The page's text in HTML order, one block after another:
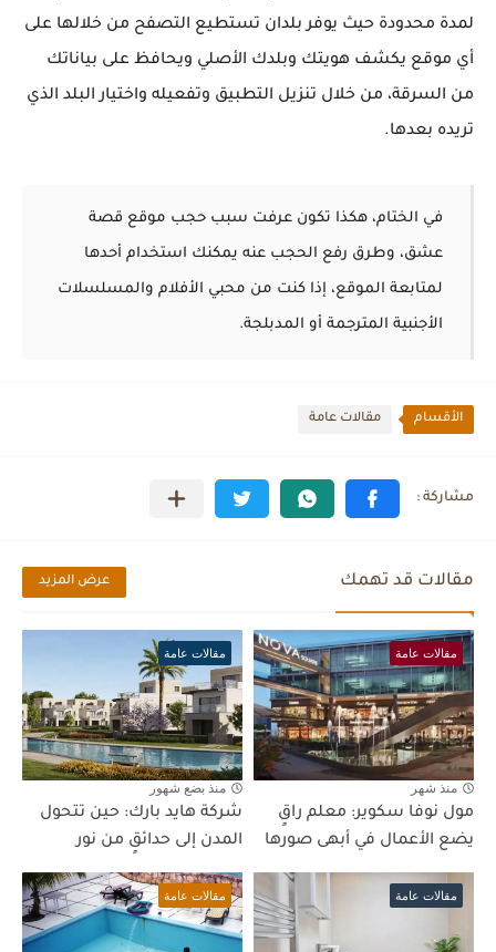
لمدة محدودة حيث يوفر بلدان تستطيع التصفح من خلالها على
أي موقع يكشف هويتك وبلدك الأصلي ويحافظ على بياناتك
من السرقة، من خلال تنزيل التطبيق وتفعيله واختيار البلد الذي
تريده بعدها.
في الختام، هكذا تكون عرفت سبب حجب موقع قصة
عشق، وطرق رفع الحجب عنه يمكنك استخدام أحدها
لمتابعة الموقع، إذا كنت من محبي الأفلام والمسلسلات
الأجنبية المترجمة أو المدبلجة.
الأقسام مقالات عامة
مقالات قد تهمك عرض المزيد
مقالات عامة
منذ شهر
مول نوفا سكوير: معلم راقٍ
يضع الأعمال في أبهى صورها
مقالات عامة
منذ بضع شهور
شركة هايد بارك: حين تتحول
المدن إلى حدائقٍ من نور
مقالات عامة مقالات عامة